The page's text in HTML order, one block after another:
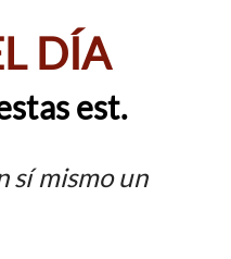
DÍA
est.
sí mismo un